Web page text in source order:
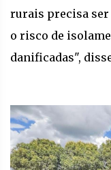
rurais precisa ser
o risco de
danificadas",